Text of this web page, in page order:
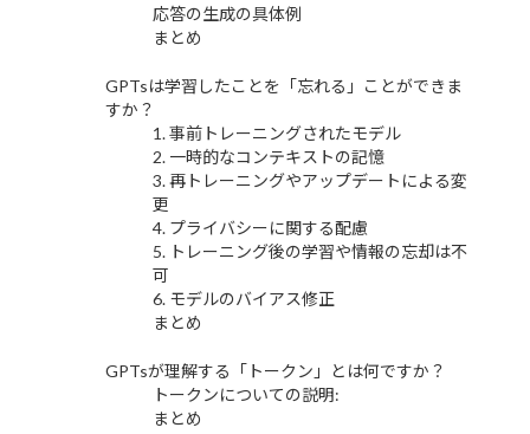
応答の生成の具体例
まとめ
GPTsは学習したことを「忘れる」ことができま
すか？
1. 事前トレーニングされたモデル
2. 一時的なコンテキストの記憶
3. 再トレーニングやアップデートによる変
更
4. プライバシーに関する配慮
5. トレーニング後の学習や情報の忘却は不
可
6. モデルのバイアス修正
まとめ
GPTsが理解する「トークン」とは何ですか？
トークンについての説明:
まとめ